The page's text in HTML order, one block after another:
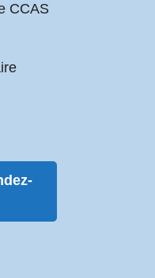
CCAS